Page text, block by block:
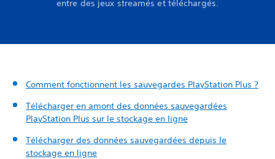
entre des jeux streamés et téléchargés.
Comment fonctionnent les sauvegardes PlayStation Plus ?
Télécharger en amont des données sauvegardées
PlayStation Plus sur le stockage en ligne
Télécharger des données sauvegardées depuis le
stockage en ligne